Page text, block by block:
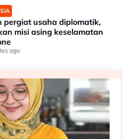
pergiat usaha diplomatik,
misi asing keselamatan
ago